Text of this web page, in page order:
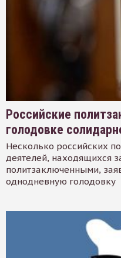
Российские
голодовке
Несколько российских
деятелей, находящихся
политзаключенными,
однодневную голодовку